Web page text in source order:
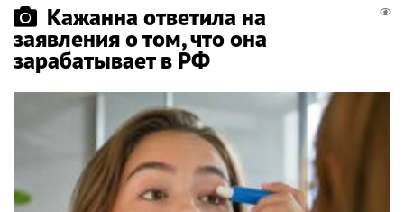
Кажанна ответила на
заявления о том, что она
зарабатывает в РФ